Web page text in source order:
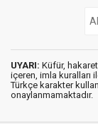
UYARI: Küfür,
içeren, imla kuralları
Türkçe karakter
onaylanmamaktadır.